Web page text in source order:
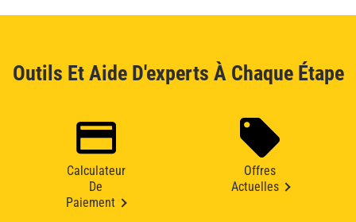
Outils Et Aide D'experts À Chaque Étape
Calculateur
De
Paiement
Offres
Actuelles